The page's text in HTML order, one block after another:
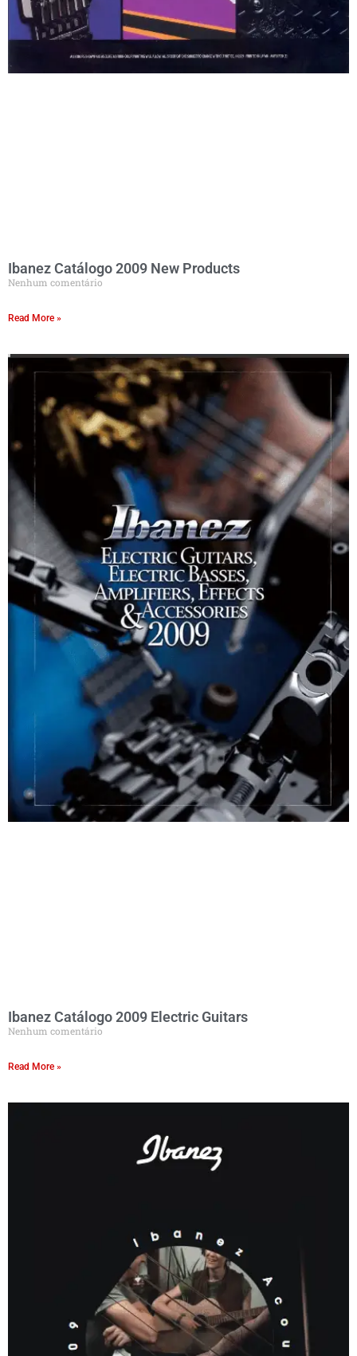
Ibanez Catálogo 2009 New Products
Nenhum comentário
Read More »
Ibanez Catálogo 2009 Electric Guitars
Nenhum comentário
Read More »